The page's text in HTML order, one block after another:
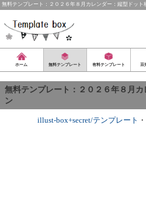
無料テンプレート：２０２６年８月カレンダー：縦型ドット
ホーム 無料テンプレート 有料テンプレート 豆
無料テンプレート：２０２６年８月
ン
illust-box+secret/テンプレート ・